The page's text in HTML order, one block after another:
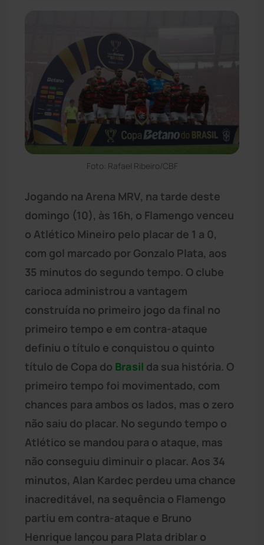
Foto: Rafael Ribeiro/CBF
Jogando na Arena MRV, na tarde deste
domingo (10), às 16h, o Flamengo venceu
o Atlético Mineiro pelo placar de 1 a 0,
com gol marcado por Gonzalo Plata, aos
35 minutos do segundo tempo. O clube
carioca administrou a vantagem
construída no primeiro jogo da final no
primeiro tempo e em contra-ataque
definiu o título e conquistou o quinto
título de Copa do Brasil da sua história. O
primeiro tempo foi movimentado, com
chances para ambos os lados, mas o zero
não saiu do placar. No segundo tempo o
Atlético se mandou para o ataque, mas
não conseguiu diminuir o placar. Aos 34
minutos, Alan Kardec perdeu uma chance
inacreditável, na sequência o Flamengo
partiu em contra-ataque e Bruno
Henrique lançou para Plata driblar o